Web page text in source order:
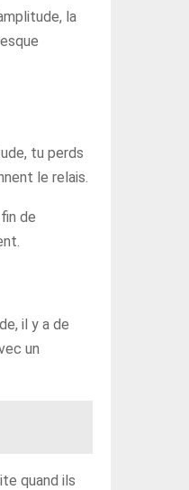
la
tu perds
le relais.
de
il y a de
un
quand ils